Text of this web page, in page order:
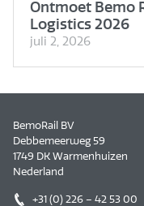
Ontmoet Bemo
Logistics 2026
juli 2, 2026
BemoRail BV
Debbemeerweg 59
1749 DK Warmenhuizen
Nederland
+31 (0) 226 – 42 53 00